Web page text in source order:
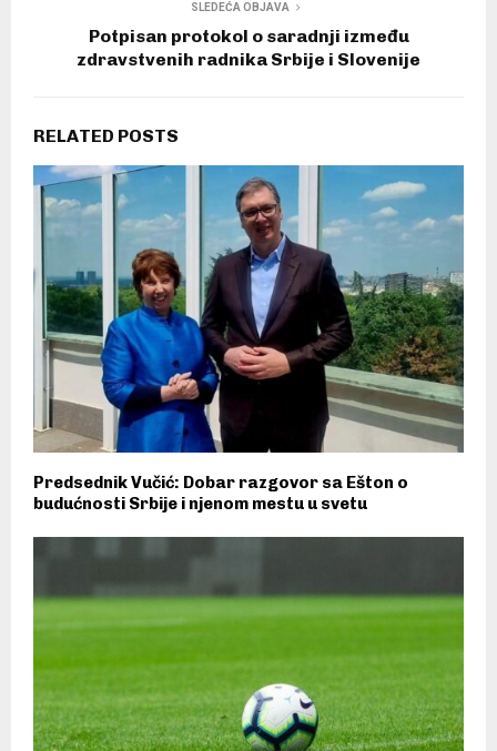
SLEDEĆA OBJAVA
Potpisan protokol o saradnji između
zdravstvenih radnika Srbije i Slovenije
RELATED POSTS
Predsednik Vučić: Dobar razgovor sa Ešton o
budućnosti Srbije i njenom mestu u svetu